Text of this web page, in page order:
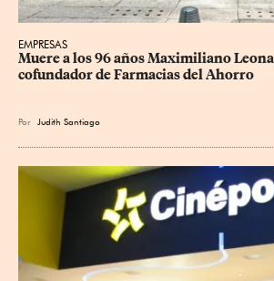
EMPRESAS
Muere a los 96 años Maximiliano
cofundador de Farmacias del Ahorro
Por Judith Santiago